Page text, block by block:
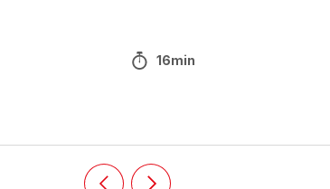
16min